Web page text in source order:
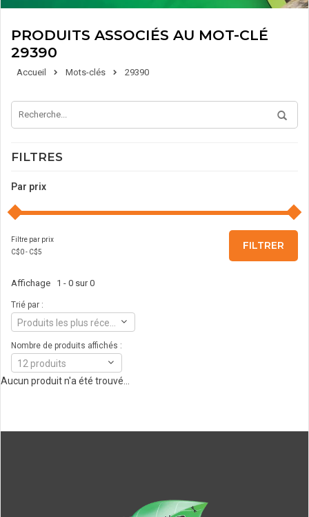
PRODUITS ASSOCIÉS AU MOT-CLÉ
29390
Accueil Mots-clés 29390
FILTRES
Par prix
Filtre par prix
C$0- C$5
FILTRER
Affichage 1 - 0 sur 0
Trié par :
Nombre de produits affichés :
12 produits
Aucun produit n'a été trouvé...